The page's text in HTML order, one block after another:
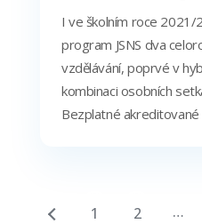
I ve školním roce 2021/
program JSNS dva
vzdělávání, poprvé v
kombinaci osobních
Bezplatné
1 2 …